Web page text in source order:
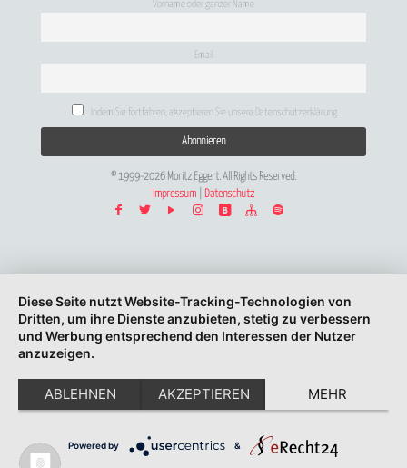
Vorname oder ganzer Name
Email
Indem Sie fortfahren, akzeptieren Sie unsere Datenschutzerklärung.
© 1999-2026 Moritz Eggert. All Rights Reserved.
Impressum
Datenschutz
Diese Seite nutzt Website-Tracking-Technologien von
Dritten, um ihre Dienste anzubieten, stetig zu verbessern
und Werbung entsprechend den Interessen der Nutzer
anzuzeigen.
ABLEHNEN AKZEPTIEREN MEHR
Powered by &